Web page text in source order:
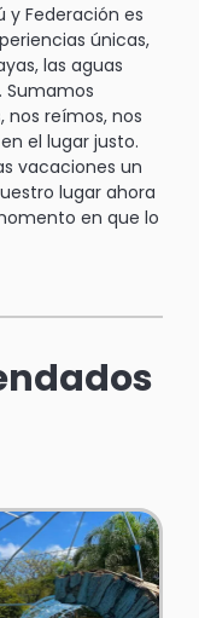
y Federación es
únicas,
las aguas
. Sumamos
reímos, nos
el lugar justo.
vacaciones un
lugar ahora
en que lo